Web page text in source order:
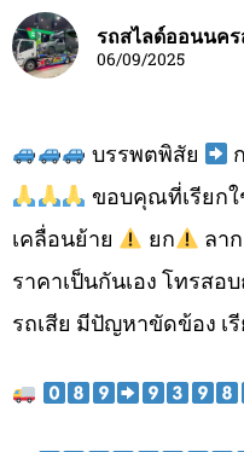
รถสไลด์ออนนคร
06/09/2025
บรรพตพิสัย
ขอบคุณที่เรียก
เคลื่อนย้าย
ยก ลาก
ราคาเป็นกันเอง โทรสอ
รถเสีย มีปัญหาขัดข้อง เ